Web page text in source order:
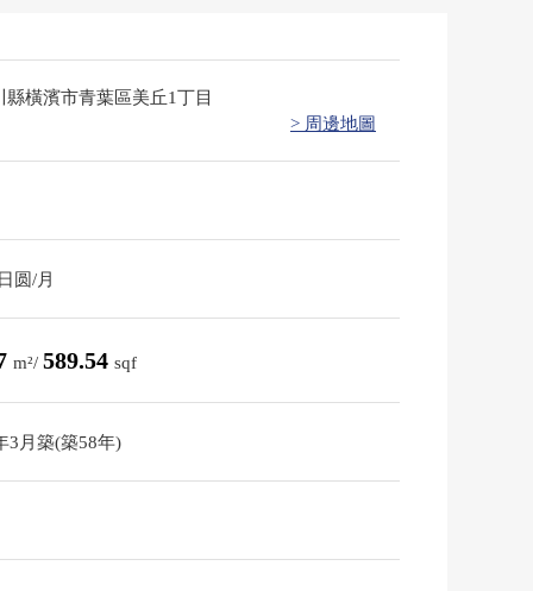
縣橫濱市青葉區美丘1丁目
> 周邊地圖
圆/月
m²/ 589.54 sqf
3月築(築58年)